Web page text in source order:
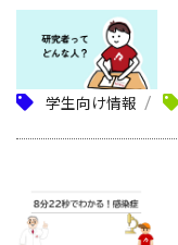
学生向け情報